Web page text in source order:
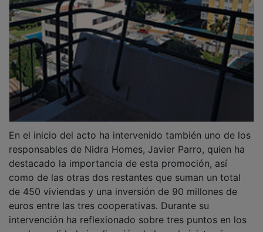
responsables de Nidra Homes, Javier Parro, quien ha
destacado la importancia de esta promoción, así
como de las otras dos restantes que suman un total
de 450 viviendas y una inversión de 90 millones de
euros entre las tres cooperativas. Durante su
intervención ha reflexionado sobre tres puntos en los
que ha pedido la implicación de las administraciones: